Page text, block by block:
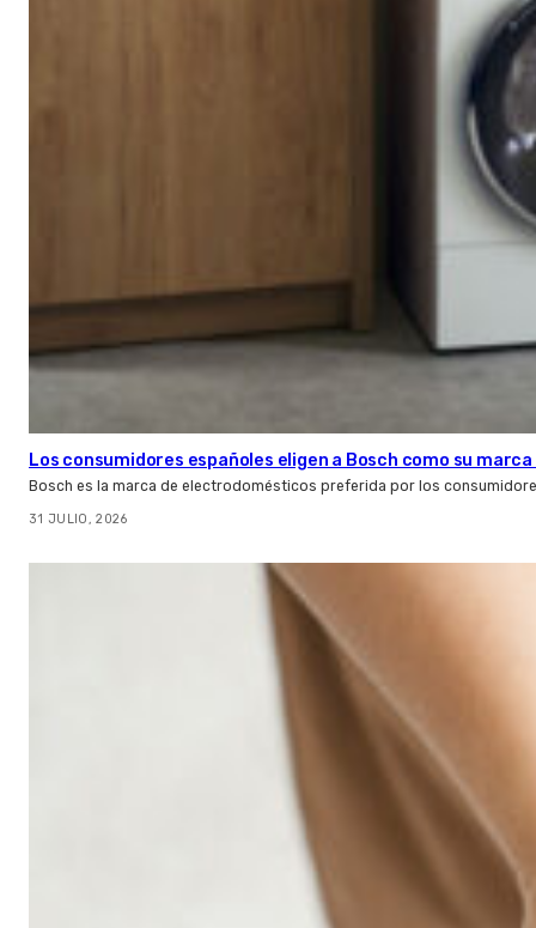
Los consumidores españoles eligen a Bosch como su
Bosch es la marca de electrodomésticos preferida por los
31 JULIO, 2026